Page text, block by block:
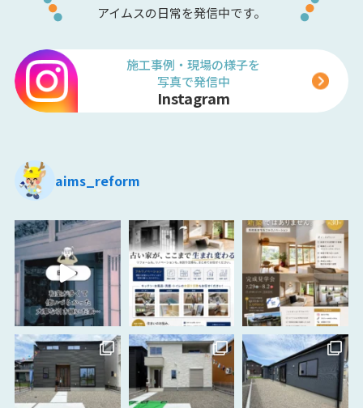
アイムスの日常を発信中です。
施工事例・現場の様子を
写真で発信中
Instagram
aims_reform